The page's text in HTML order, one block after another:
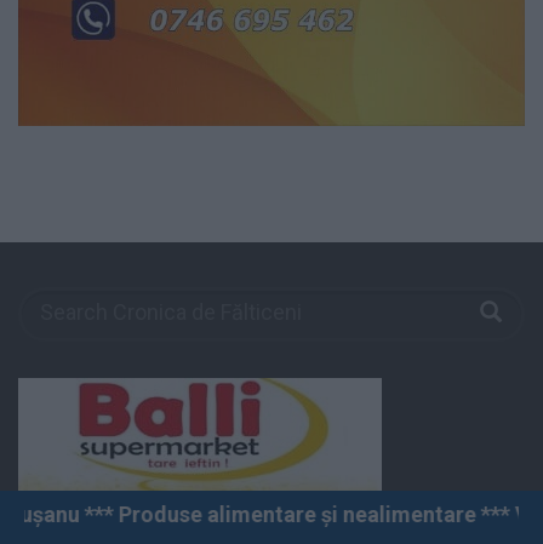
și nealimentare *** Vânzări angro și cu